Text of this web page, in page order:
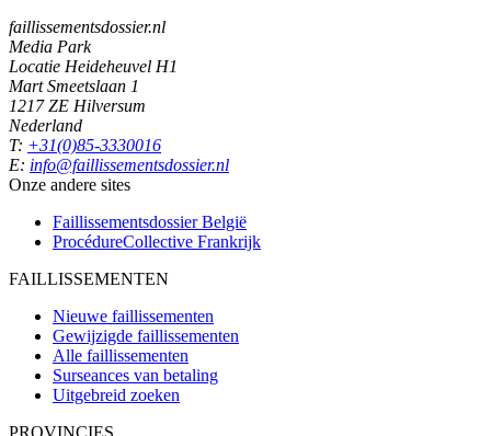
faillissementsdossier.nl
Media Park
Locatie Heideheuvel H1
Mart Smeetslaan 1
1217 ZE Hilversum
Nederland
T: +31(0)85-3330016
E: info@faillissementsdossier.nl
Onze andere sites
Faillissementsdossier België
ProcédureCollective Frankrijk
FAILLISSEMENTEN
Nieuwe faillissementen
Gewijzigde faillissementen
Alle faillissementen
Surseances van betaling
Uitgebreid zoeken
PROVINCIES